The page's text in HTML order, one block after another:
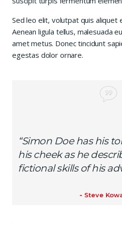
Sed leo elit, volutpat quis aliquet
Aenean ligula tellus, malesuada
amet metus. Donec tincidunt
egestas dolor ornare.
“Simon Doe has his
his cheek as he
fictional skills of his
Steve